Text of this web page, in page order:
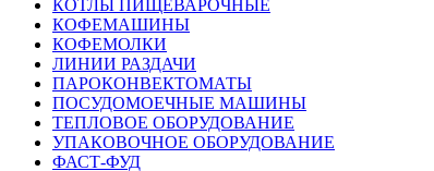
КОТЛЫ ПИЩЕВАРОЧНЫЕ
КОФЕМАШИНЫ
КОФЕМОЛКИ
ЛИНИИ РАЗДАЧИ
ПАРОКОНВЕКТОМАТЫ
ПОСУДОМОЕЧНЫЕ МАШИНЫ
ТЕПЛОВОЕ ОБОРУДОВАНИЕ
УПАКОВОЧНОЕ ОБОРУДОВАНИЕ
ФАСТ-ФУД